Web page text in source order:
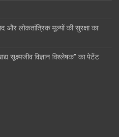
और लोकतांत्रिक मूल्यों की सुरक्षा का
सूक्ष्मजीव विज्ञान विश्लेषक” का पेटेंट